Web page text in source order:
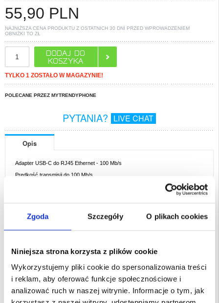
Zgoda Szczegóły O plikach cookies
Niniejsza strona korzysta z plików cookie
Wykorzystujemy pliki cookie do spersonalizowania treści
i reklam, aby oferować funkcje społecznościowe i
analizować ruch w naszej witrynie. Informacje o tym, jak
55,90 PLN
NAJNIŻSZA CENA PRODUKTU Z OSTATNICH 30 DNI PRZED WPROWADZENIEM
OBNIŻKI TO ZŁ
TYLKO 1 ZOSTAŁO W MAGAZYNIE!
POLECANE PRZEZ MYTRENDYPHONE
PYTANIA? LIVE CHAT
Opis
Adapter USB-C do RJ45 Ethernet - 100 Mb/s
Prędkość transmisji do 100 Mb/s
Łatwy dostęp do Internetu, nie wymaga interfejsu WIFI ani RJ45
Odpowiedni dla Apple Macbook i najnowszych komputerów przenośnych z
Powiązane kategorie:
Akcesoria komputerowe i do laptopa